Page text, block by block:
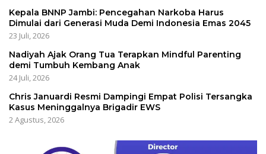
Kepala BNNP Jambi: Pencegahan Narkoba Harus
Dimulai dari Generasi Muda Demi Indonesia Emas 2045
23 Juli, 2026
Nadiyah Ajak Orang Tua Terapkan Mindful Parenting
demi Tumbuh Kembang Anak
24 Juli, 2026
Chris Januardi Resmi Dampingi Empat Polisi Tersangka
Kasus Meninggalnya Brigadir EWS
2 Agustus, 2026